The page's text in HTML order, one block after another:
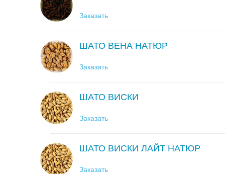
Заказать
ШАТО ВЕНА НАТЮР
Заказать
ШАТО ВИСКИ
Заказать
ШАТО ВИСКИ ЛАЙТ НАТЮР
Заказать